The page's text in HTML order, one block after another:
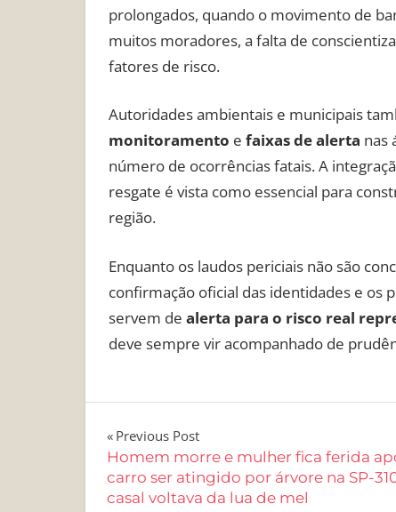
prolongados, quando o movimento de
muitos moradores, a falta de
fatores de risco.
Autoridades ambientais e municipais
monitoramento e faixas de alerta nas
número de ocorrências fatais. A
resgate é vista como essencial para
região.
Enquanto os laudos periciais não são
confirmação oficial das identidades e os
servem de alerta para o risco real
deve sempre vir acompanhado de
Navegação
de
Previous Post
Homem morre e mulher fica ferida
carro ser atingido por árvore na SP-
casal voltava da lua de mel